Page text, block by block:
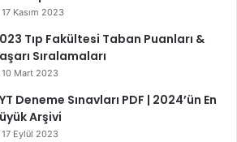
17 Kasım 2023
Tıp Fakültesi Taban Puanları &
Sıralamaları
10 Mart 2023
Deneme Sınavları PDF | 2024’ün En
Arşivi
17 Eylül 2023